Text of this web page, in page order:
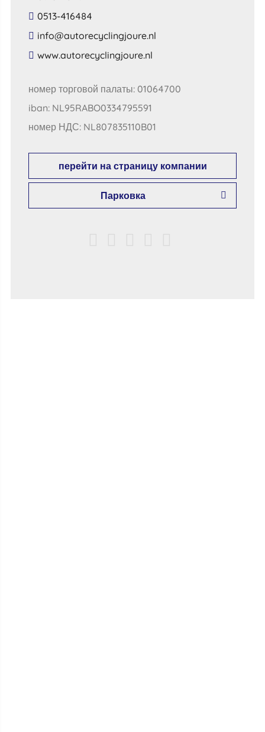
0513-416484
​info​@​autorecyclingjoure​.​nl​
​www​.​autorecyclingjoure​.​nl​
номер торговой палаты: 01064700
iban: NL95RABO0334795591
номер НДС: NL807835110B01
перейти на страницу компании
Парковка